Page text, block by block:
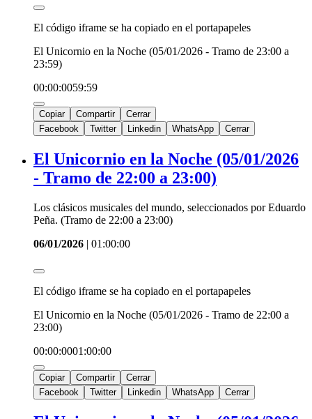
El código iframe se ha copiado en el portapapeles
El Unicornio en la Noche (05/01/2026 - Tramo de 23:00 a
23:59)
00:00:0059:59
Copiar Compartir
Cerrar
Facebook
Twitter Linkedin WhatsApp Cerrar
El Unicornio en la Noche (05/01/2026
- Tramo de 22:00 a 23:00)
Los clásicos musicales del mundo, seleccionados por Eduardo
Peña. (Tramo de 22:00 a 23:00)
06/01/2026 | 01:00:00
El código iframe se ha copiado en el portapapeles
El Unicornio en la Noche (05/01/2026 - Tramo de 22:00 a
23:00)
00:00:0001:00:00
Copiar Compartir
Cerrar
Facebook
Twitter Linkedin WhatsApp Cerrar